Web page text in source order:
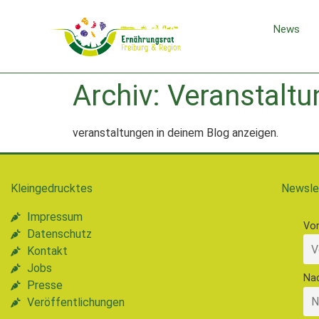
News
Archiv:
veranstaltungen in deinem Blog anzeigen.
Kleingedrucktes
Impressum
Datenschutz
Kontakt
Jobs
Presse
Veröffentlichungen